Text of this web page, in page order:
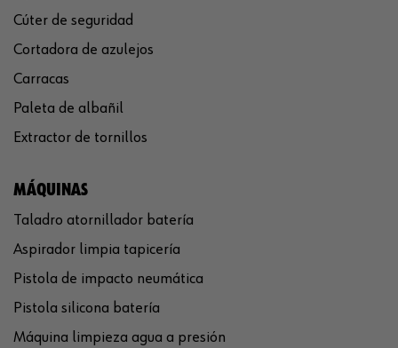
Cúter de seguridad
Cortadora de azulejos
Carracas
Paleta de albañil
Extractor de tornillos
MÁQUINAS
Taladro atornillador batería
Aspirador limpia tapicería
Pistola de impacto neumática
Pistola silicona batería
Máquina limpieza agua a presión